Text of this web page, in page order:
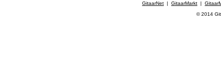
GitaarNet | GitaarMarkt |
© 2014